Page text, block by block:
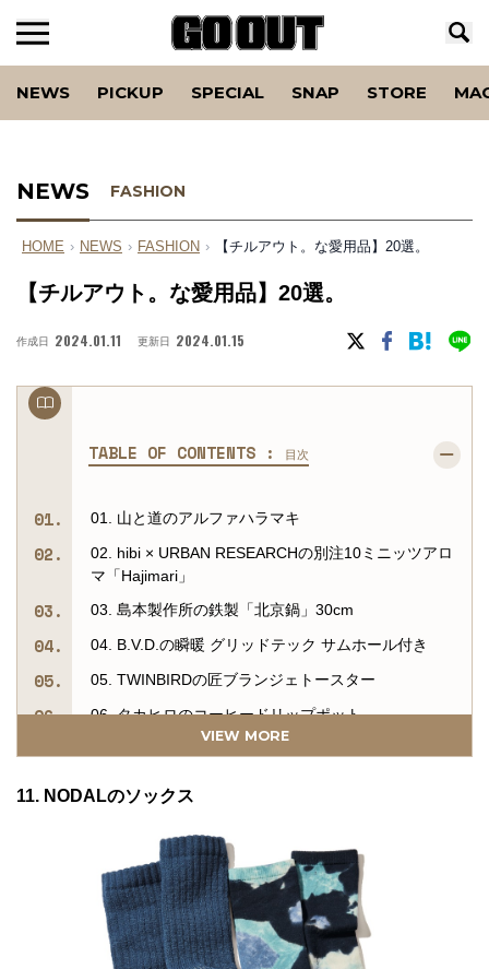
NEWS PICKUP SPECIAL SNAP STORE
NEWS FASHION
HOME › NEWS › FASHION › 【チルアウト。な愛用品】20選。
【チルアウト。な愛用品】20選。
作成日 2024.01.11 更新日 2024.01.15
TABLE OF CONTENTS : 目次
01. 山と道のアルファハラマキ
02. hibi × URBAN RESEARCHの別注10ミニッツアロ
マ「Hajimari」
03. 島本製作所の鉄製「北京鍋」30cm
04. B.V.D.の瞬暖 グリッドテック サムホール付き
05. TWINBIRDの匠ブランジェトースター
06. タカヒロのコーヒードリップポット
08. MONADETのCBGゴールデンビュー
10. 加味加（カミカ）の調味料
11. NODALのソックス
12. STANLEYの真空クエンチャー1.18L
13. the four-piece STOREの四万十はちみつ250g
VIEW MORE
11. NODALのソックス